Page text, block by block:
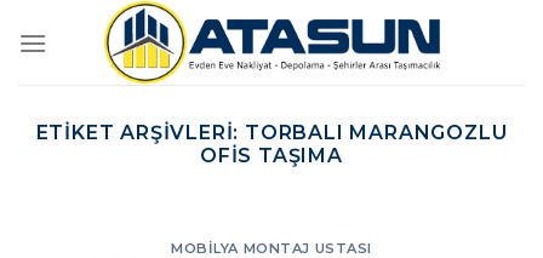
atla
ETIKET ARŞIVLERI: TORBALI MARANGOZLU
OFIS TAŞIMA
MOBILYA MONTAJ USTASI